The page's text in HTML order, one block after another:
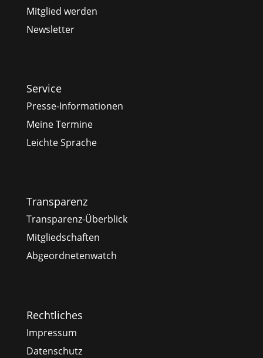
Mitglied werden
Newsletter
Service
Presse-Informationen
Meine Termine
Leichte Sprache
Transparenz
Transparenz-Überblick
Mitgliedschaften
Abgeordnetenwatch
Rechtliches
Impressum
Datenschutz